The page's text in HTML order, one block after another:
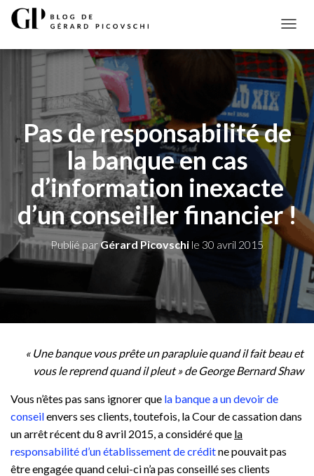
É
P
E
R
L
A
I
G
A
I
O
N
Pas de responsabilité de
la banque en cas
d’information inexacte
d’un conseiller financier !
Publié parGérard Picovschi le 30 avril 2015
« Une banque vous prête un parapluie quand il fait beau et
vous le reprend quand il pleut » de George Bernard Shaw
Vous n’êtes pas sans ignorer que la banque a un devoir de
conseilenvers ses clients, toutefois, la Cour de cassation dans
un arrêt récent du 8 avril 2015, a considéré que la
responsabilité d’un établissement de créditne pouvait pas
être engagée quand celui-ci n’a pas conseillé ses clients